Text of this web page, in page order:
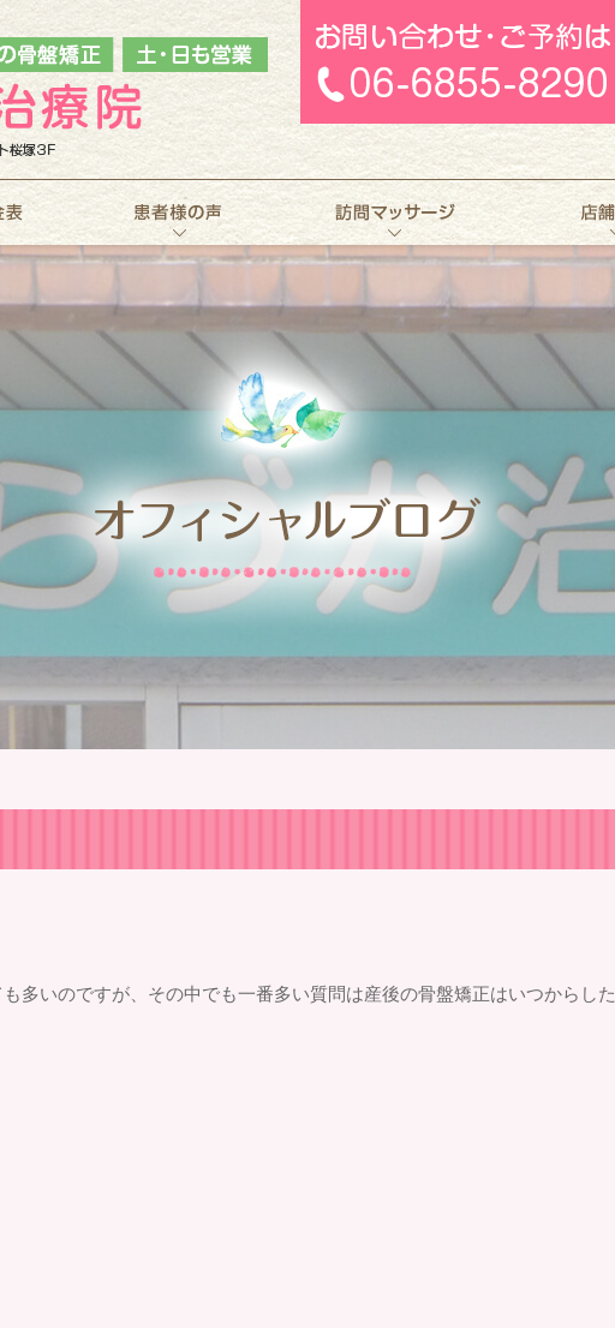
多いのですが、その中でも一番多い質問は産後の骨盤矯正はいつからした